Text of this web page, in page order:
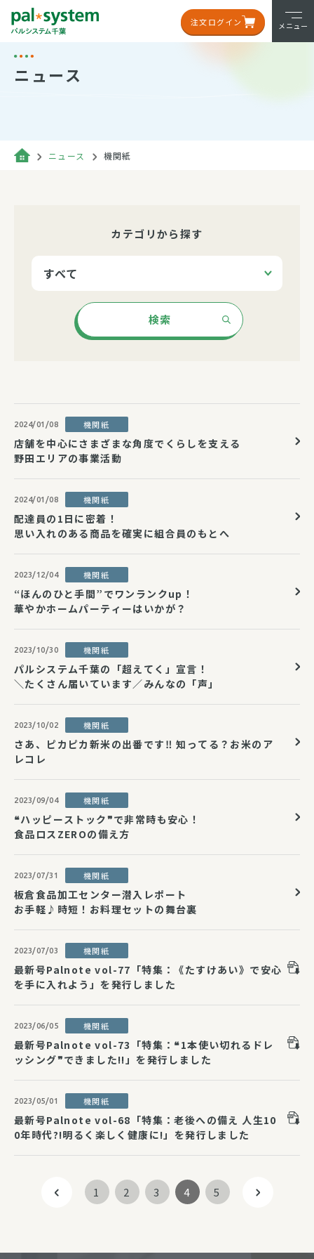
注文ログイン メニュー
ニュース
ニュース 機関紙
カテゴリから探す
検索
2024/01/08 機関紙
店舗を中心にさまざまな角度でくらしを支える
野田エリアの事業活動
2024/01/08 機関紙
配達員の1日に密着！
思い入れのある商品を確実に組合員のもとへ
2023/12/04 機関紙
“ほんのひと手間”でワンランクup！
華やかホームパーティーはいかが？
2023/10/30 機関紙
パルシステム千葉の「超えてく」宣言！
＼たくさん届いています／みんなの「声」
2023/10/02 機関紙
さあ、ピカピカ新米の出番です‼ 知ってる？お米のア
レコレ
2023/09/04 機関紙
❝ハッピーストック❞で非常時も安心！
食品ロスZEROの備え方
2023/07/31 機関紙
板倉食品加工センター潜入レポート
お手軽♪時短！お料理セットの舞台裏
2023/07/03 機関紙
最新号Palnote vol-77「特集：《たすけあい》で安心
を手に入れよう」を発行しました
2023/06/05 機関紙
最新号Palnote vol-73「特集：❝1本使い切れるドレ
ッシング❞できました!!」を発行しました
2023/05/01 機関紙
最新号Palnote vol-68「特集：老後への備え 人生10
0年時代?!明るく楽しく健康に!」を発行しました
1 2 3 4 5